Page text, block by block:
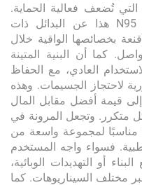
تُضعف فعالية الحماية.
وتميّز متانة أفضل قناع من نوع N95 هذا عن البدائل ذات
بخصائصها الواقية خلال
كما أن البنية المتينة
العادي، مع الحفاظ
لاحتجاز الجسيمات. وهذه
قيمة أفضل مقابل المال
متكرر. وتجعل المرونة في
الاستخدام أفضل قناع من نوع N95 مناسبًا لمجموعة واسعة من
فسواء واجه المستخدم
أو التهديدات الوبائية،
مختلف السيناريوهات. كما